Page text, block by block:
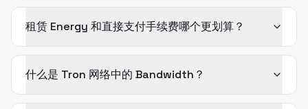
租赁 Energy 和直接支付手续费哪个更划算？
什么是 Tron 网络中的 Bandwidth？